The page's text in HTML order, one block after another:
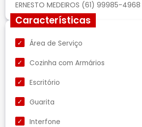
Características
Área de Serviço
Cozinha com Armários
Escritório
Guarita
Interfone